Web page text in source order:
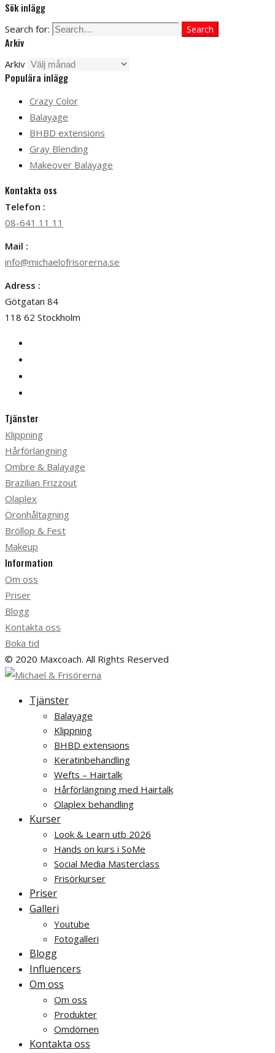
Sök inlägg
Search for: Search
Arkiv
Arkiv
Populära inlägg
Crazy Color
Balayage
BHBD extensions
Gray Blending
Makeover Balayage
Kontakta oss
Telefon :
08-641 11 11
Mail :
info@michaelofrisorerna.se
Adress :
Götgatan 84
118 62 Stockholm
Tjänster
Klippning
Hårförlängning
Ombre & Balayage
Brazilian Frizzout
Olaplex
Öronhåltagning
Bröllop & Fest
Makeup
Information
Om oss
Priser
Blogg
Kontakta oss
Boka tid
© 2020 Maxcoach. All Rights Reserved
Tjänster
Balayage
Klippning
BHBD extensions
Keratinbehandling
Wefts – Hairtalk
Hårförlängning med Hairtalk
Olaplex behandling
Kurser
Look & Learn utb 2026
Hands on kurs i SoMe
Social Media Masterclass
Frisörkurser
Priser
Galleri
Youtube
Fotogalleri
Blogg
Influencers
Om oss
Om oss
Produkter
Omdömen
Kontakta oss